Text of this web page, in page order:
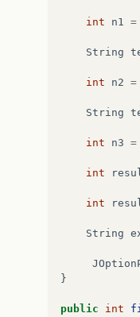
int n1 =
String
int n2 =
String
int n3 =
int
int
String
}
public int